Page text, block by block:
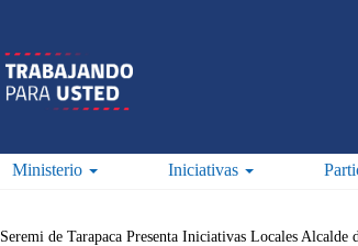
Ministerio Iniciativas
Seremi de Tarapaca Presenta Iniciativas Locales Alcalde